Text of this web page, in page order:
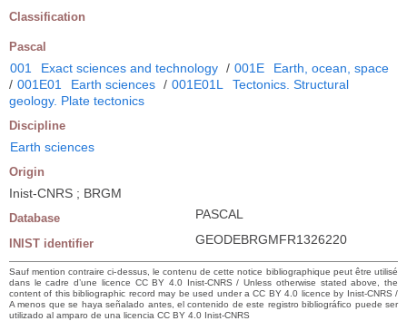
Classification
Pascal
001 Exact sciences and technology / 001E
Earth, ocean, space
/ 001E01 Earth sciences / 001E01L
Tectonics. Structural
geology. Plate tectonics
Discipline
Earth sciences
Origin
Inist-CNRS ; BRGM
Database PASCAL
INIST identifier GEODEBRGMFR1326220
Sauf mention contraire ci-dessus, le contenu de cette notice bibliographique peut être utilisé
dans le cadre d’une licence CC BY 4.0 Inist-CNRS / Unless otherwise stated above, the
content of this bibliographic record may be used under a CC BY 4.0 licence by Inist-CNRS /
A menos que se haya señalado antes, el contenido de este registro bibliográfico puede ser
utilizado al amparo de una licencia CC BY 4.0 Inist-CNRS